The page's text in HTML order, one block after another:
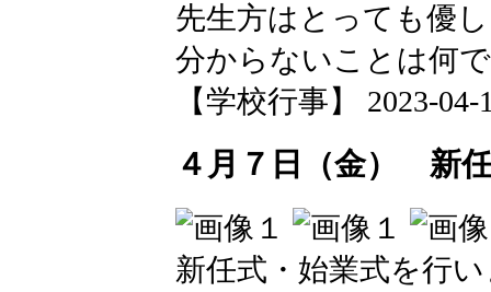
先生方はとっても優
分からないことは何
【学校行事】 2023-04-
４月７日（金） 新
新任式・始業式を行